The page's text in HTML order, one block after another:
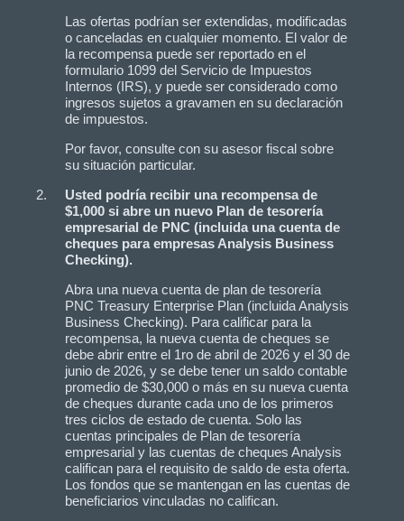
Las ofertas podrían ser extendidas, modificadas
o canceladas en cualquier momento. El valor de
la recompensa puede ser reportado en el
formulario 1099 del Servicio de Impuestos
Internos (IRS), y puede ser considerado como
ingresos sujetos a gravamen en su declaración
de impuestos.
Por favor, consulte con su asesor fiscal sobre
su situación particular.
Usted podría recibir una recompensa de
$1,000 si abre un nuevo Plan de tesorería
empresarial de PNC (incluida una cuenta de
cheques para empresas Analysis Business
Checking).
Abra una nueva cuenta de plan de tesorería
PNC Treasury Enterprise Plan (incluida Analysis
Business Checking). Para calificar para la
recompensa, la nueva cuenta de cheques se
debe abrir entre el 1ro de abril de 2026 y el 30 de
junio de 2026, y se debe tener un saldo contable
promedio de $30,000 o más en su nueva cuenta
de cheques durante cada uno de los primeros
tres ciclos de estado de cuenta. Solo las
cuentas principales de Plan de tesorería
empresarial y las cuentas de cheques Analysis
califican para el requisito de saldo de esta oferta.
Los fondos que se mantengan en las cuentas de
beneficiarios vinculadas no califican.